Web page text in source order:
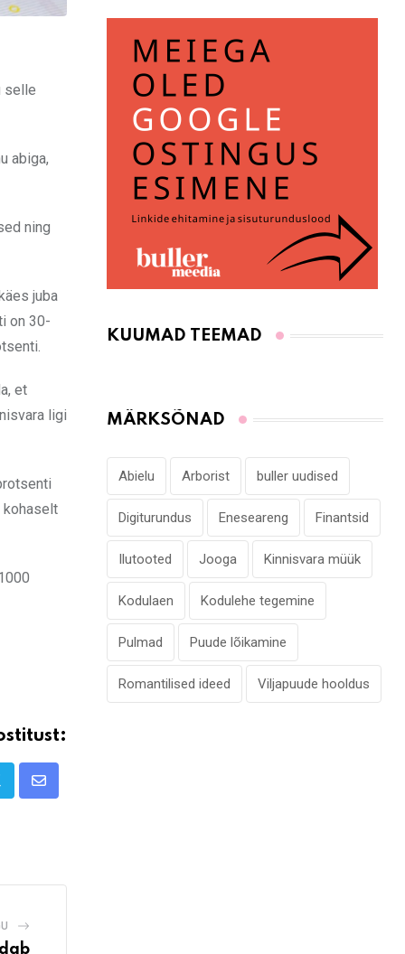
selle
abiga,
ning
juba
on 30-
et
ligi
kohaselt
Share
KUUMAD TEEMAD
MÄRKSÕNAD
Abielu Arborist buller uudised
Digiturundus Eneseareng Finantsid
Ilutooted Jooga Kinnisvara müük
Kodulaen Kodulehe tegemine
Pulmad Puude lõikamine
Romantilised ideed Viljapuude hooldus